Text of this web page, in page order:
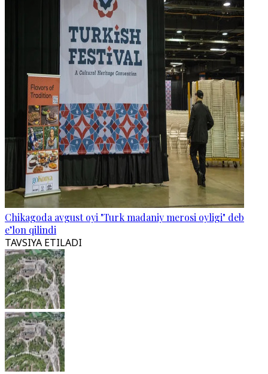
Chikagoda avgust oyi "Turk madaniy merosi oyligi" deb
e’lon qilindi
TAVSIYA ETILADI